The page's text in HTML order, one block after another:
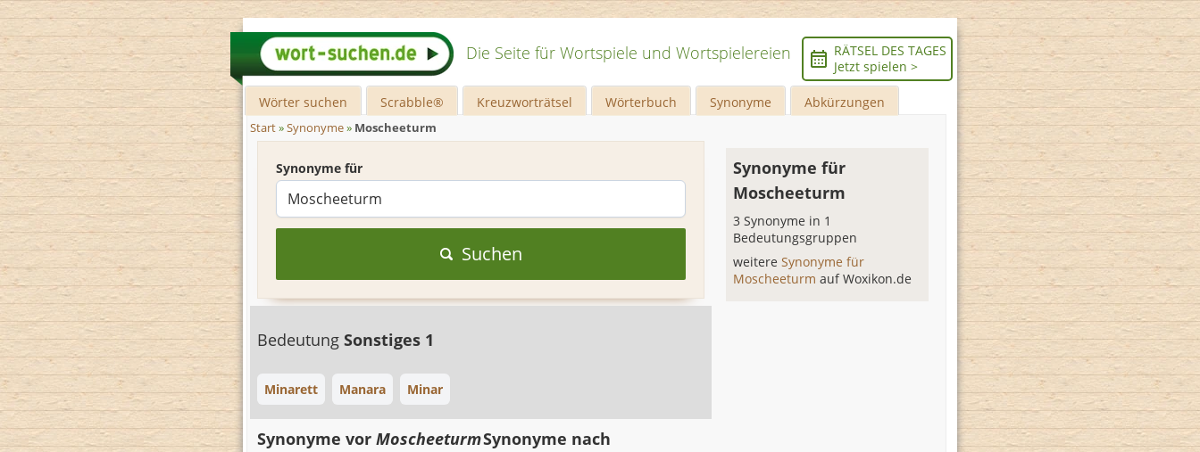
Die Seite für Wortspiele und Wortspielereien
RÄTSEL DES TAGES
Jetzt spielen >
Wörter suchen Scrabble® Kreuzworträtsel Wörterbuch Synonyme Abkürzungen
Start»Synonyme» Moscheeturm
Synonyme für
Suchen
Bedeutung Sonstiges 1
Minarett Manara Minar
Synonyme für
Moscheeturm
3 Synonyme in 1
Bedeutungsgruppen
weitereSynonyme für
Moscheeturmauf Woxikon.de
Synonyme vor MoscheeturmSynonyme nach